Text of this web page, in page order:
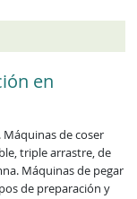
en
de coser
triple arrastre, de
Máquinas de pegar
de preparación y